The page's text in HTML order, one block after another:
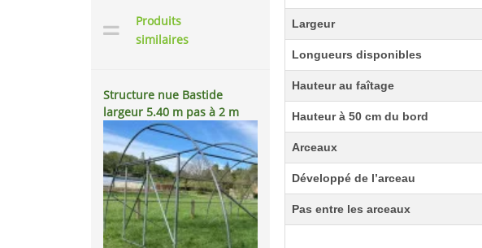
Produits
similaires
Structure nue Bastide
largeur 5.40 m pas à 2 m
Largeur
Longueurs disponibles
Hauteur au faîtage
Hauteur à 50 cm du bord
Arceaux
Développé de l’arceau
Pas entre les arceaux